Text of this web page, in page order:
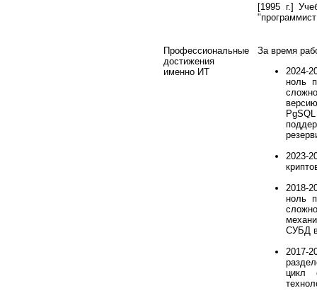
[1995 г.]
Профессиональные
достижения
именно ИТ
За время
2024-
ноль
2023-
2018-
ноль
СУБД в
2017-
цикл